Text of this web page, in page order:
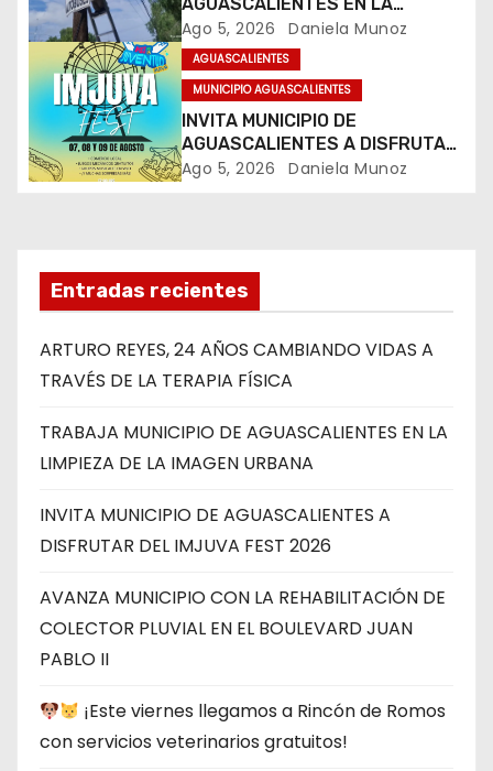
t
r
a
d
LIMPIEZA DE LA IMAGEN URBANA
Ago 5, 2026 Daniela Munoz
AGUASCALIENTES
MUNICIPIO AGUASCALIENTES
INVITA MUNICIPIO DE
AGUASCALIENTES A DISFRUTAR
DEL IMJUVA FEST 2026
Ago 5, 2026 Daniela Munoz
Entradas recientes
ARTURO REYES, 24 AÑOS CAMBIANDO VIDAS A
TRAVÉS DE LA TERAPIA FÍSICA
TRABAJA MUNICIPIO DE AGUASCALIENTES EN LA
LIMPIEZA DE LA IMAGEN URBANA
INVITA MUNICIPIO DE AGUASCALIENTES A
DISFRUTAR DEL IMJUVA FEST 2026
AVANZA MUNICIPIO CON LA REHABILITACIÓN DE
COLECTOR PLUVIAL EN EL BOULEVARD JUAN
PABLO II
¡Este viernes llegamos a Rincón de Romos
con servicios veterinarios gratuitos!